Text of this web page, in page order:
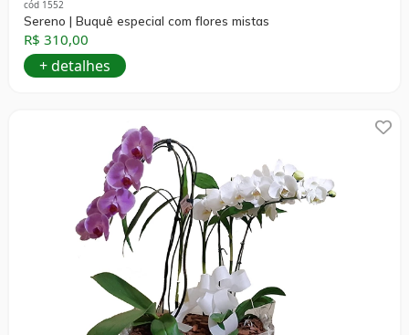
cód 1552
Sereno | Buquê especial com flores mistas
R$ 310,00
+ detalhes